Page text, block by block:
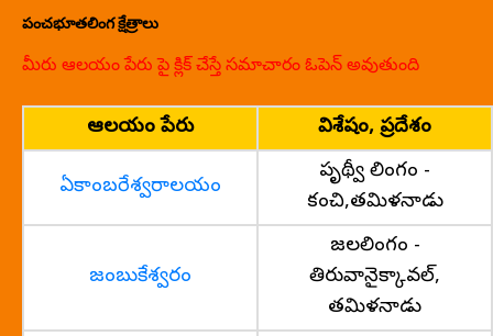
పంచభూతలింగ క్షేత్రాలు
మీరు ఆలయం పేరు పై క్లిక్ చేస్తే సమాచారం ఓపెన్ అవుతుంది
ఆలయం పేరు విశేషం, ప్రదేశం
ఏకాంబరేశ్వరాలయం
పృథ్వీ లింగం -
కంచి,తమిళనాడు
జంబుకేశ్వరం
జలలింగం -
తిరువానైక్కావల్,
తమిళనాడు